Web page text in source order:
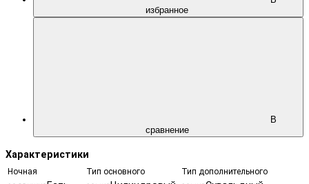
избранное
В
сравнение
Характеристики
Ночная
Тип основного
Тип дополнительного